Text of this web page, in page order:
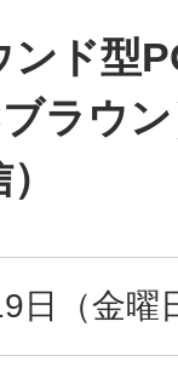
ンド型
ラウ
日（金曜